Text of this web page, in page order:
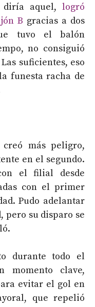
aquel, logró
B gracias a dos
tuvo el balón
no consiguió
suficientes, eso
funesta racha de
más peligro,
en el segundo.
el filial desde
con el primer
Pudo adelantar
pero su disparo se
durante todo el
momento clave,
evitar el gol en
que repelió